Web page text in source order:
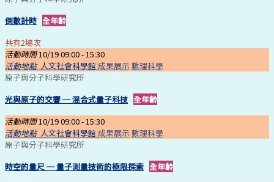
倒數計時 全年齡
共有2場次
活動時間10/19 09:00 -15:30
活動地點 人文社會科學館 成果展示 數理科學
原子與分子科學研究所
光與原子的交響 ─ 混合式量子科技 全年齡
活動時間10/19 09:00 -15:30
活動地點 人文社會科學館 成果展示 數理科學
原子與分子科學研究所
時空的量尺 ─ 量子測量技術的極限探索 全年齡